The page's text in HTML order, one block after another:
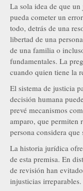
La sola idea de que
pueda cometer un
todo, detrás de una
libertad de una
de una familia o
fundamentales. La
cuando quien tiene la
El sistema de justicia
decisión humana
prevé mecanismos
amparo, que permiten
persona considera que
La historia jurídica
de esta premisa. En
de revisión han
injusticias irreparables.